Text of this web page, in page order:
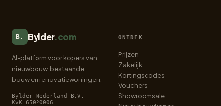
B. Bylder.com
AI-platform voor kopers van
nieuwbouw, bestaande
bouw en renovatiewoningen.
Bylder Nederland B.V.
KvK 65020006
ONTDEK
Prijzen
Zakelijk
Kortingscodes
Vouchers
Showroomsale